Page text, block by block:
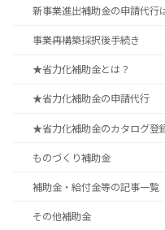
新事業進出補助金の申請代行
事業再構築採択後手続き
★省力化補助金とは？
★省力化補助金の申請代行
★省力化補助金のカタログ登
ものづくり補助金
補助金・給付金等の記事一覧
その他補助金